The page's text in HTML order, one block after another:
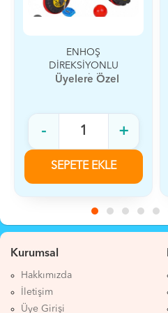
ENHOŞ
DİREKSİYONLU
POTALI BİSİKLET
Üyelere Özel
- +
SEPETE EKLE
Kurumsal
Hakkımızda
İletişim
Üye Girişi